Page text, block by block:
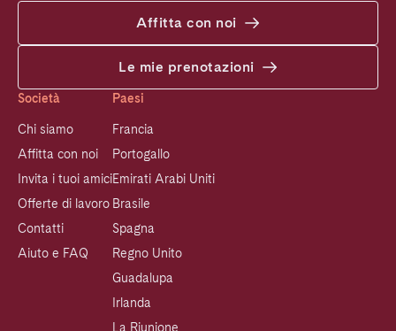
Affitta con noi
Le mie prenotazioni
Società
Chi siamo
Affitta con noi
Invita i tuoi amici
Offerte di lavoro
Contatti
Aiuto e FAQ
Paesi
Francia
Portogallo
Emirati Arabi Uniti
Brasile
Spagna
Regno Unito
Guadalupa
Irlanda
La Riunione